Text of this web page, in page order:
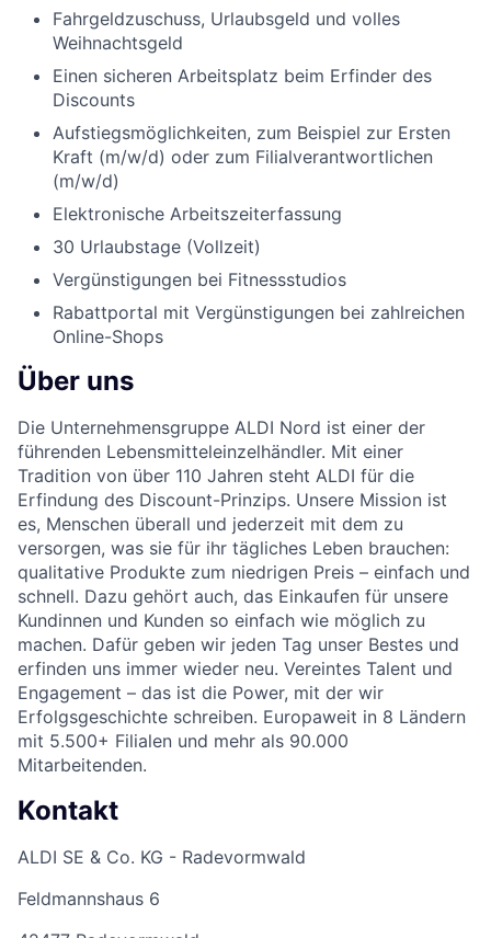
Fahrgeldzuschuss, Urlaubsgeld und volles
Weihnachtsgeld
Einen sicheren Arbeitsplatz beim Erfinder des
Discounts
Aufstiegsmöglichkeiten, zum Beispiel zur Ersten
Kraft (m/w/d) oder zum Filialverantwortlichen
(m/w/d)
Elektronische Arbeitszeiterfassung
30 Urlaubstage (Vollzeit)
Vergünstigungen bei Fitnessstudios
Rabattportal mit Vergünstigungen bei zahlreichen
Online-Shops
Über uns
Die Unternehmensgruppe ALDI Nord ist einer der
führenden Lebensmitteleinzelhändler. Mit einer
Tradition von über 110 Jahren steht ALDI für die
Erfindung des Discount-Prinzips. Unsere Mission ist
es, Menschen überall und jederzeit mit dem zu
versorgen, was sie für ihr tägliches Leben brauchen:
qualitative Produkte zum niedrigen Preis – einfach und
schnell. Dazu gehört auch, das Einkaufen für unsere
Kundinnen und Kunden so einfach wie möglich zu
machen. Dafür geben wir jeden Tag unser Bestes und
erfinden uns immer wieder neu. Vereintes Talent und
Engagement – das ist die Power, mit der wir
Erfolgsgeschichte schreiben. Europaweit in 8 Ländern
mit 5.500+ Filialen und mehr als 90.000
Mitarbeitenden.
Kontakt
ALDI SE & Co. KG - Radevormwald
Feldmannshaus 6